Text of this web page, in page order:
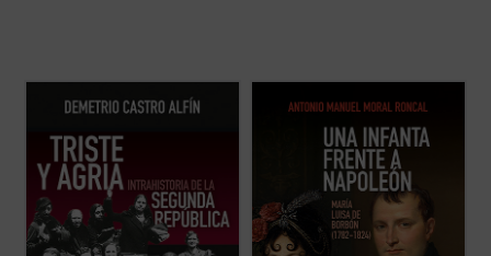
Triste y agria. Intrahistoria de la Segunda
Repúblicase centra en ciertos
examinar fragilidades estructurales de sus
cimientos políticos y en su fracaso para
lograr la lealtad de grandes sectores de ...
(ver ficha)
familia real que se atrevió a desafiar
directamente a Napoleón (pagando su
valentía con el exilio y la prisión), y quien,
sin haber sido educada para gobernar,
asumió la regencia de su hijo. Como ...